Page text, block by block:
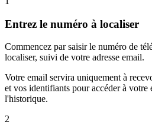
Entrez le numéro à localiser
Commencez par saisir le numéro de
localiser, suivi de votre adresse email.
Votre email servira uniquement à
et vos identifiants pour accéder à votre
l'historique.
2